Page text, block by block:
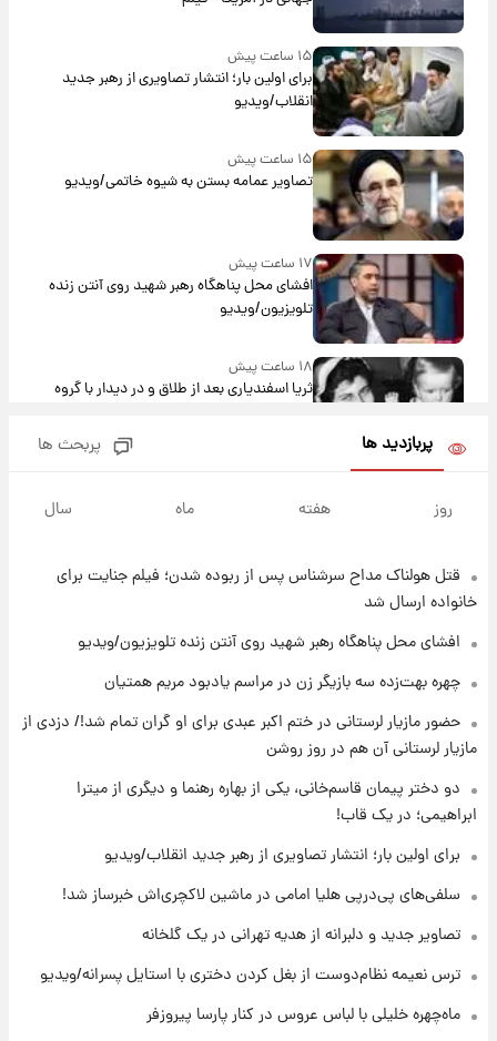
۱۵ ساعت پیش
برای اولین بار؛ انتشار تصاویری از رهبر جدید
انقلاب/ویدیو
۱۵ ساعت پیش
تصاویر عمامه بستن به شیوه خاتمی/ویدیو
۱۷ ساعت پیش
افشای محل پناهگاه‌ رهبر شهید روی آنتن زنده
تلویزیون/ویدیو
۱۸ ساعت پیش
ثریا اسفندیاری بعد از طلاق و در دیدار با گروه
پول به معشوقه با درآمد یوفا
۱۸ ساعت پیش
۱۸ ساعت پیش
پی رفتن رامین رضاییان+ عکس
۱۹ ساعت پیش
۱۹ ساعت پیش
با قدرتمندترین و بادوام ترین تانک جهان آشنا
شوید+ فیلم
۲۰ ساعت پیش
پربازدید ها پربحث ها
روز هفته ماه سال
قتل هولناک مداح سرشناس پس از ربوده شدن؛ فیلم جنایت برای
خانواده ارسال شد
افشای محل پناهگاه‌ رهبر شهید روی آنتن زنده تلویزیون/ویدیو
چهره بهت‌زده سه بازیگر زن در مراسم یادبود مریم همتیان
حضور مازیار لرستانی در ختم اکبر عبدی برای او گران تمام شد!/ دزدی از
مازیار لرستانی آن هم در روز روشن
دو دختر پیمان قاسم‌خانی، یکی از بهاره رهنما و دیگری از میترا
ابراهیمی؛ در یک قاب!
برای اولین بار؛ انتشار تصاویری از رهبر جدید انقلاب/ویدیو
سلفی‌های پی‌درپی هلیا امامی در ماشین لاکچری‌اش خبرساز شد!
تصاویر جدید و دلبرانه از هدیه تهرانی در یک گلخانه
ترس نعیمه نظام‌دوست از بغل کردن دختری با استایل پسرانه/ویدیو
ماه‌چهره خلیلی با لباس عروس در کنار پارسا پیروزفر